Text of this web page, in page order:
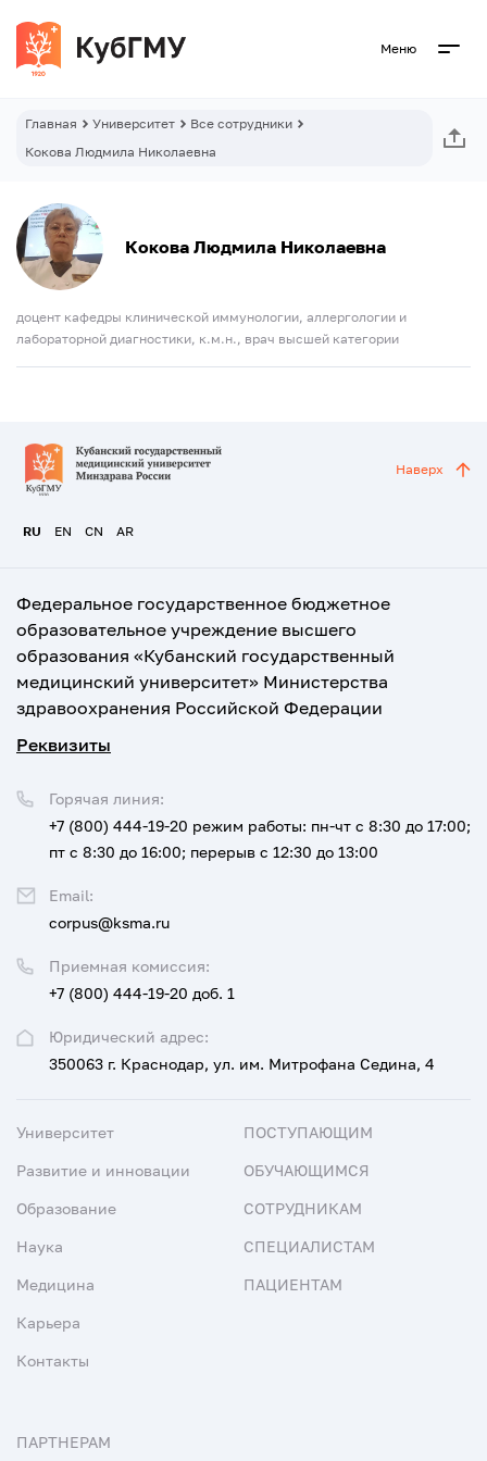
Меню
Главная Университет
Все сотрудники
Кокова Людмила Николаевна
Кокова Людмила Николаевна
доцент кафедры клинической иммунологии, аллергологии и
лабораторной диагностики, к.м.н., врач высшей категории
RU EN CN AR
Наверх
Федеральное государственное бюджетное
образовательное учреждение высшего
образования «Кубанский государственный
медицинский университет» Министерства
здравоохранения Российской Федерации
Реквизиты
Юридический адрес:
350063 г. Краснодар, ул. им. Митрофана Седина, 4
Приемная комиссия:
+7 (800) 444-19-20 доб. 1
Горячая линия:
+7 (800) 444-19-20 режим работы: пн-чт с 8:30 до 17:00;
пт с 8:30 до 16:00; перерыв с 12:30 до 13:00
Email:
corpus@ksma.ru
Университет
Развитие и инновации
Образование
Наука
Медицина
Карьера
Контакты
ПОСТУПАЮЩИМ
ОБУЧАЮЩИМСЯ
СОТРУДНИКАМ
СПЕЦИАЛИСТАМ
ПАЦИЕНТАМ
ПАРТНЕРАМ